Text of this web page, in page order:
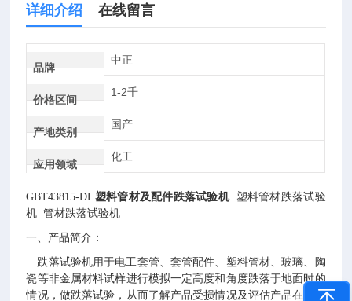
详细介绍 在线留言
品牌
中正
价格区间
1-2千
产地类别
国产
应用领域
化工
GBT43815-DL塑料管材及配件跌落试验机
塑料管材跌落试验
机管材跌落试验机
一、产品简介：
跌落试验机用于电工套管、套管配件、塑料管材、玻璃、陶
瓷等非金属材料试样进行模拟一定高度和角度跌落于地面时的
情况，做跌落试验，从而了解产品受损情况及评估产品在跌落